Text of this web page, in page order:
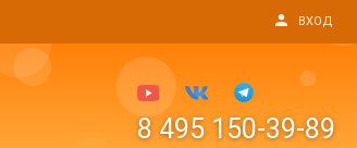
ВХОД
8 495 150-39-89